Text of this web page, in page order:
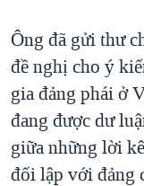
Ông đã gửi thư
đề nghị cho ý
gia đảng phái ở
đang được dư
giữa những lời
đối lập với đảng